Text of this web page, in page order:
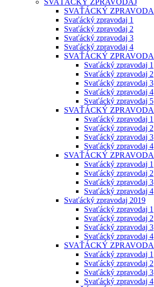
SVAŤÁCKÝ ZPRAVODAJ
SVAŤÁCKÝ
Svaťácký zpravodaj 1
Svaťácký zpravodaj 2
Svaťácký zpravodaj 3
Svaťácký zpravodaj 4
SVAŤÁCKÝ
Svaťácký zpravodaj 1
Svaťácký zpravodaj 2
Svaťácký zpravodaj 3
Svaťácký zpravodaj 4
Svaťácký zpravodaj 5
SVAŤÁCKÝ
Svaťácký zpravodaj 1
Svaťácký zpravodaj 2
Svaťácký zpravodaj 3
Svaťácký zpravodaj 4
SVAŤÁCKÝ
Svaťácký zpravodaj 1
Svaťácký zpravodaj 2
Svaťácký zpravodaj 3
Svaťácký zpravodaj 4
Svaťácký zpravodaj 2019
Svaťácký zpravodaj 1
Svaťácký zpravodaj 2
Svaťácký zpravodaj 3
Svaťácký zpravodaj 4
SVAŤÁCKÝ
Svaťácký zpravodaj 1
Svaťácký zpravodaj 2
Svaťácký zpravodaj 3
Svaťácký zpravodaj 4